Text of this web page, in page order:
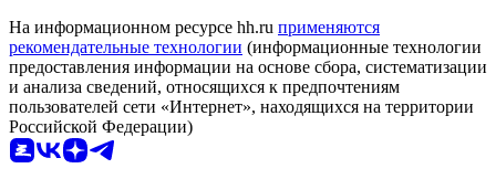
На информационном ресурсе hh.ru применяются
рекомендательные технологии (информационные технологии
предоставления информации на основе сбора, систематизации
и анализа сведений, относящихся к предпочтениям
пользователей сети «Интернет», находящихся на территории
Российской Федерации)